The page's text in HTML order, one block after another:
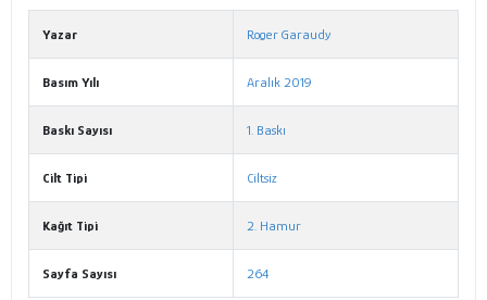
Yazar Roger Garaudy
Basım Yılı Aralık 2019
Baskı Sayısı 1. Baskı
Cilt Tipi Ciltsiz
Kağıt Tipi 2. Hamur
Sayfa Sayısı 264